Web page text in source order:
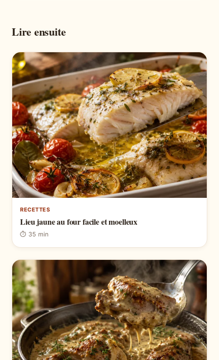
Lire ensuite
RECETTES
Lieu jaune au four facile et moelleux
⏱ 35 min